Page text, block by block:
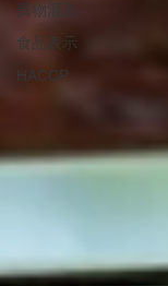
異物混入
食品表示
HACCP